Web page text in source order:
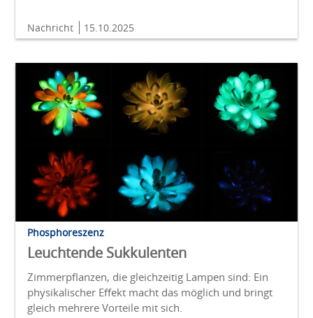
Nachricht 15.10.2025
Phosphoreszenz
Leuchtende Sukkulenten
Zimmerpflanzen, die gleichzeitig Lampen sind: Ein
physikalischer Effekt macht das möglich und bringt
gleich mehrere Vorteile mit sich.